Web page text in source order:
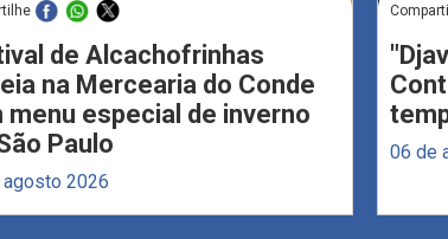
de Alcachofrinhas
na Mercearia do Conde
menu especial de inverno
Paulo
2026
06 de